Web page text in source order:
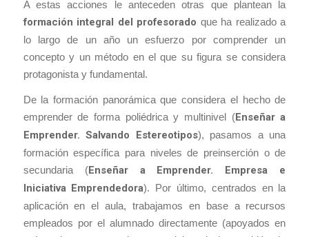
A estas acciones le anteceden otras que plantean la
formación integral del profesorado que ha realizado a
lo largo de un año un esfuerzo por comprender un
concepto y un método en el que su figura se considera
protagonista y fundamental.
De la formación panorámica que considera el hecho de
emprender de forma poliédrica y multinivel (Enseñar a
Emprender. Salvando Estereotipos), pasamos a una
formación específica para niveles de preinserción o de
secundaria (Enseñar a Emprender. Empresa e
Iniciativa Emprendedora). Por último, centrados en la
aplicación en el aula, trabajamos en base a recursos
empleados por el alumnado directamente (apoyados en